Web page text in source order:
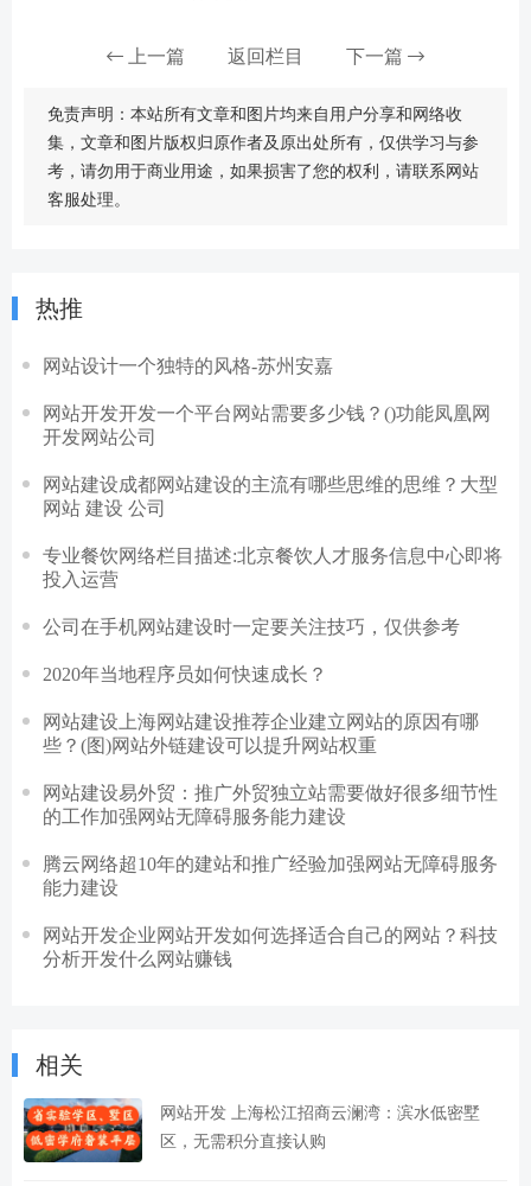
上一篇 返回栏目 下一篇
免责声明：本站所有文章和图片均来自用户分享和网络收
集，文章和图片版权归原作者及原出处所有，仅供学习与参
考，请勿用于商业用途，如果损害了您的权利，请联系网站
客服处理。
热推
网站设计一个独特的风格-苏州安嘉
网站开发开发一个平台网站需要多少钱？()功能凤凰网
开发网站公司
网站建设成都网站建设的主流有哪些思维的思维？大型
网站 建设 公司
专业餐饮网络栏目描述:北京餐饮人才服务信息中心即将
投入运营
公司在手机网站建设时一定要关注技巧，仅供参考
2020年当地程序员如何快速成长？
网站建设上海网站建设推荐企业建立网站的原因有哪
些？(图)网站外链建设可以提升网站权重
网站建设易外贸：推广外贸独立站需要做好很多细节性
的工作加强网站无障碍服务能力建设
腾云网络超10年的建站和推广经验加强网站无障碍服务
能力建设
网站开发企业网站开发如何选择适合自己的网站？科技
分析开发什么网站赚钱
相关
网站开发 上海松江招商云澜湾：滨水低密墅
区，无需积分直接认购